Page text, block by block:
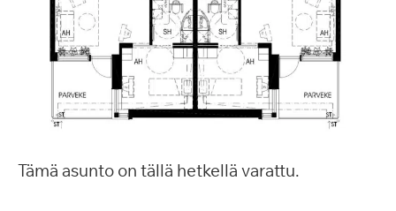
Tämä asunto on tällä hetkellä varattu.